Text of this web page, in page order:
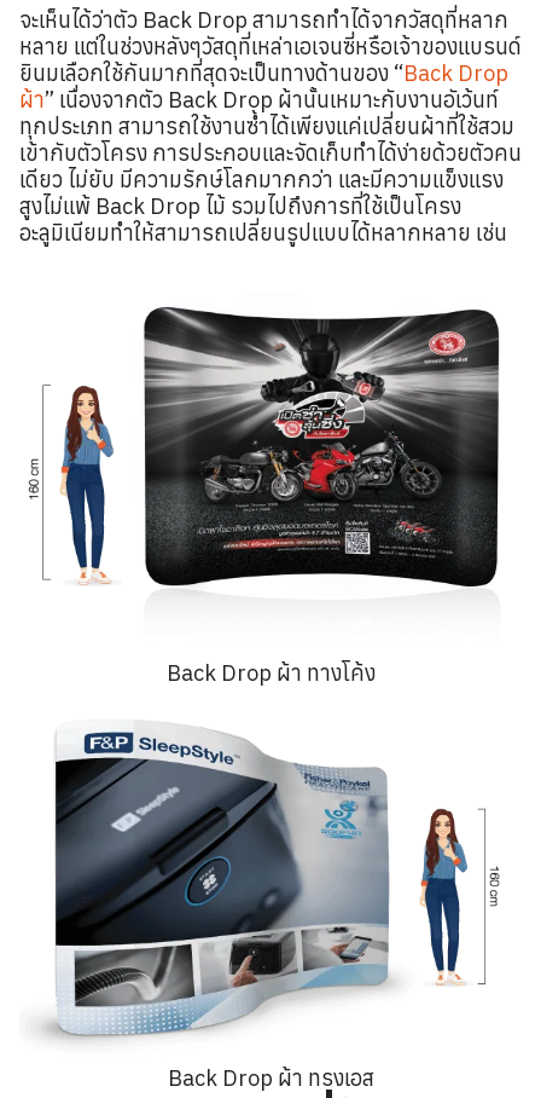
จะเห็นได้ว่าตัว Back Drop สามารถทำได้จากวัสดุที่หลาก
หลาย แต่ในช่วงหลังๆวัสดุที่เหล่าเอเจนซี่หรือเจ้าของแบรนด์
ยินมเลือกใช้กันมากที่สุดจะเป็นทางด้านของ “Back Drop
ผ้า” เนื่องจากตัว Back Drop ผ้านั้นเหมาะกับงานอัเว้นท์
ทุกประเภท สามารถใช้งานซ้ำได้เพียงแค่เปลี่ยนผ้าที่ใช้สวม
เข้ากับตัวโครง การประกอบและจัดเก็บทำได้ง่ายด้วยตัวคน
เดียว ไม่ยับ มีความรักษ์โลกมากกว่า และมีความแข็งแรง
สูงไม่แพ้ Back Drop ไม้ รวมไปถึงการที่ใช้เป็นโครง
อะลูมิเนียมทำให้สามารถเปลี่ยนรูปแบบได้หลากหลาย เช่น
Back Drop ผ้า ทางโค้ง
Back Drop ผ้า ทรงเอส